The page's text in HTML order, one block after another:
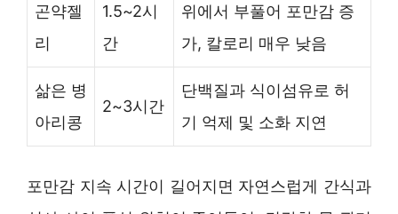
곤약젤
리
1.5~2시
간
위에서 부풀어 포만감 증
가, 칼로리 매우 낮음
삶은 병
아리콩
2~3시간
단백질과 식이섬유로 허
기 억제 및 소화 지연
포만감 지속 시간이 길어지면 자연스럽게 간식과